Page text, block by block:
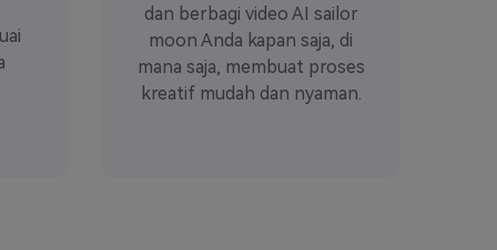
dan berbagi video AI sailor
moon Anda kapan saja, di
mana saja, membuat proses
kreatif mudah dan nyaman.